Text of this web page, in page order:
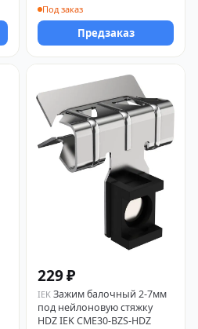
Под заказ
Предзаказ
229 ₽
IEK Зажим балочный 2-7мм
под нейлоновую стяжку
HDZ IEK CME30-BZS-HDZ